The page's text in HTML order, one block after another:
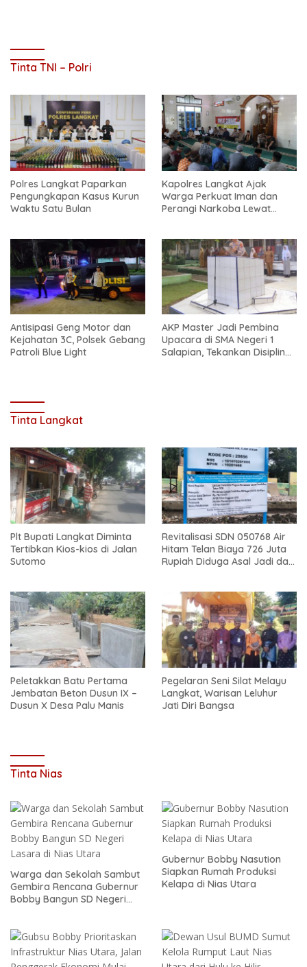
Tinta TNI – Polri
Polres Langkat Paparkan
Pengungkapan Kasus Kurun
Waktu Satu Bulan
Kapolres Langkat Ajak
Warga Perkuat Iman dan
Perangi Narkoba Lewat
Antisipasi Geng Motor dan
Kejahatan 3C, Polsek Gebang
Patroli Blue Light
AKP Master Jadi Pembina
Upacara di SMA Negeri 1
Salapian, Tekankan Disiplin
Tinta Langkat
Plt Bupati Langkat Diminta
Tertibkan Kios-kios di Jalan
Sutomo
Revitalisasi SDN 050768 Air
Hitam Telan Biaya 726 Juta
Rupiah Diduga Asal Jadi dan
Peletakkan Batu Pertama
Jembatan Beton Dusun IX –
Dusun X Desa Palu Manis
Pegelaran Seni Silat Melayu
Langkat, Warisan Leluhur
Jati Diri Bangsa
Tinta Nias
Warga dan Sekolah Sambut
Gembira Rencana Gubernur
Bobby Bangun SD Negeri
Gubernur Bobby Nasution
Siapkan Rumah Produksi
Kelapa di Nias Utara